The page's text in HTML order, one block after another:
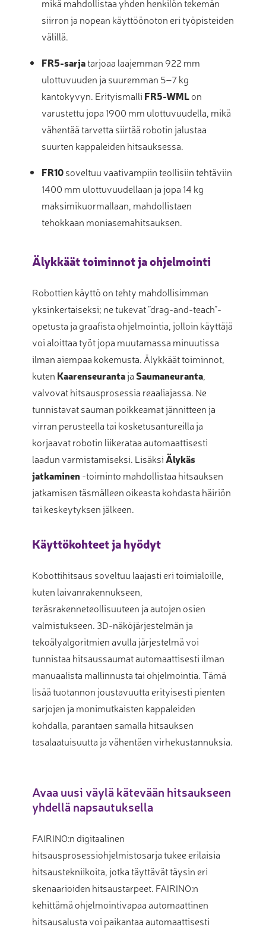
mikä mahdollistaa yhden henkilön tekemän
siirron ja nopean käyttöönoton eri työpisteiden
välillä.
FR5-sarjatarjoaa laajemman 922 mm
ulottuvuuden ja suuremman 5–7 kg
kantokyvyn. Erityismalli FR5-WMLon
varustettu jopa 1900 mm ulottuvuudella, mikä
vähentää tarvetta siirtää robotin jalustaa
suurten kappaleiden hitsauksessa.
FR10soveltuu vaativampiin teollisiin tehtäviin
1400 mm ulottuvuudellaan ja jopa 14 kg
maksimikuormallaan, mahdollistaen
tehokkaan moniasemahitsauksen.
Älykkäät toiminnot ja ohjelmointi
Robottien käyttö on tehty mahdollisimman
yksinkertaiseksi; ne tukevat ”drag-and-teach”-
opetusta ja graafista ohjelmointia, jolloin käyttäjä
voi aloittaa työt jopa muutamassa minuutissa
ilman aiempaa kokemusta. Älykkäät toiminnot,
kuten KaarenseurantajaSaumaneuranta,
valvovat hitsausprosessia reaaliajassa. Ne
tunnistavat sauman poikkeamat jännitteen ja
virran perusteella tai kosketusantureilla ja
korjaavat robotin liikerataa automaattisesti
laadun varmistamiseksi. Lisäksi Älykäs
jatkaminen -toiminto mahdollistaa hitsauksen
jatkamisen täsmälleen oikeasta kohdasta häiriön
tai keskeytyksen jälkeen.
Käyttökohteet ja hyödyt
Kobottihitsaus soveltuu laajasti eri toimialoille,
kuten laivanrakennukseen,
teräsrakenneteollisuuteen ja autojen osien
valmistukseen. 3D-näköjärjestelmän ja
tekoälyalgoritmien avulla järjestelmä voi
tunnistaa hitsaussaumat automaattisesti ilman
manuaalista mallinnusta tai ohjelmointia.Tämä
lisää tuotannon joustavuutta erityisesti pienten
sarjojen ja monimutkaisten kappaleiden
kohdalla, parantaen samalla hitsauksen
tasalaatuisuutta ja vähentäen virhekustannuksia.
Avaa uusi väylä kätevään hitsaukseen
yhdellä napsautuksella
FAIRINO:n digitaalinen
hitsausprosessiohjelmistosarja tukee erilaisia
hitsaustekniikoita, jotka täyttävät täysin eri
skenaarioiden hitsaustarpeet. FAIRINO:n
kehittämä ohjelmointivapaa automaattinen
hitsausalusta voi paikantaa automaattisesti